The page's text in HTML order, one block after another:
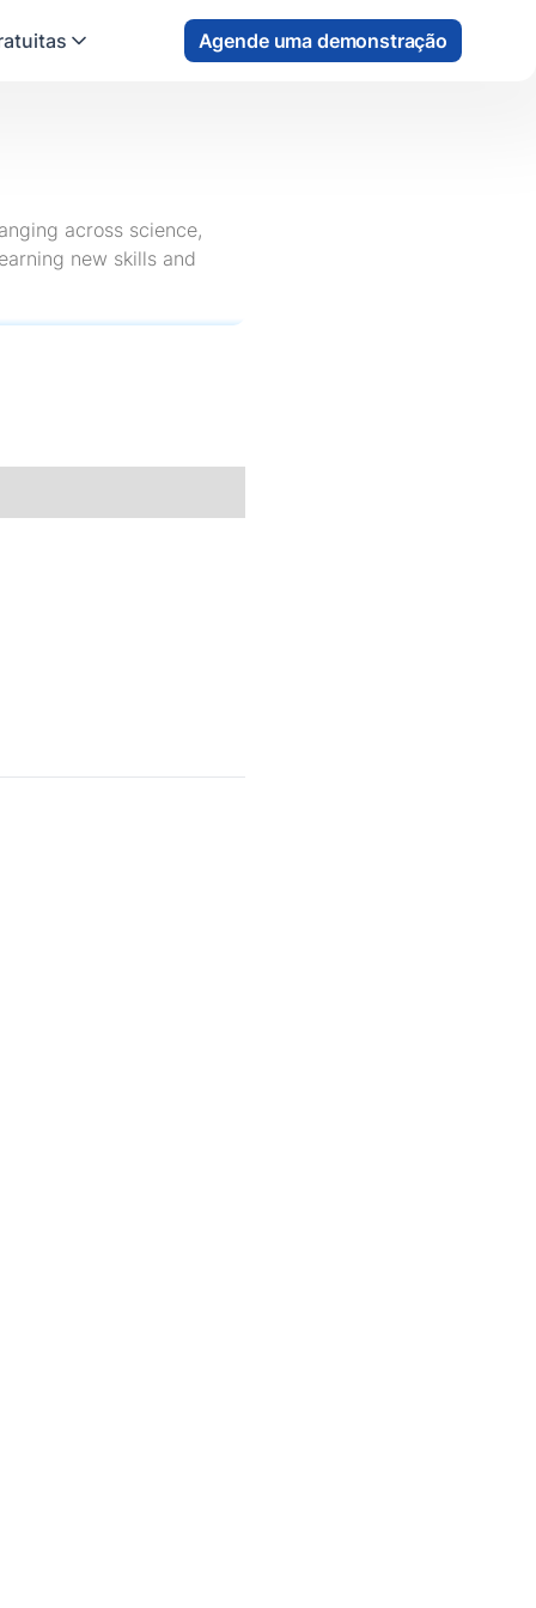
Agende uma demonstração
across science,
new skills and